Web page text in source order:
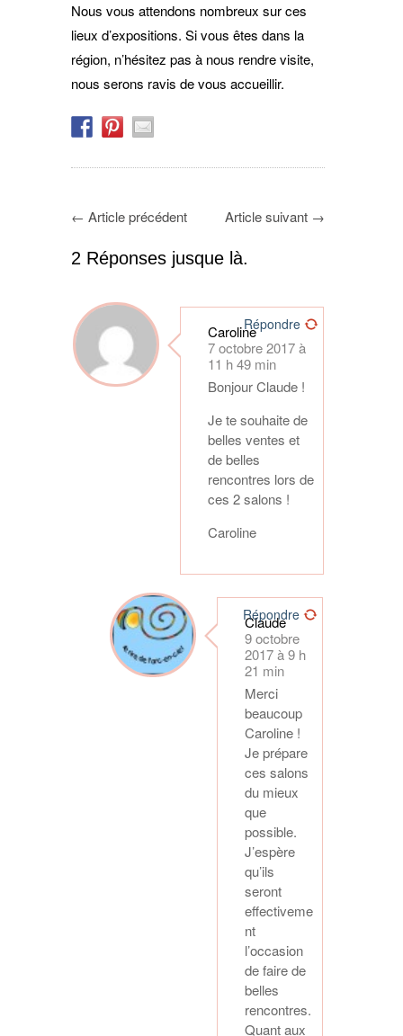
Nous vous attendons nombreux sur ces
lieux d’expositions. Si vous êtes dans la
région, n’hésitez pas à nous rendre visite,
nous serons ravis de vous accueillir.
← Article précédent Article suivant →
2 Réponses jusque là.
Caroline
7 octobre 2017 à
11 h 49 min
Bonjour Claude !
Je te souhaite de
belles ventes et
de belles
rencontres lors de
ces 2 salons !
Caroline
Répondre
Claude
9 octobre
2017 à 9 h
21 min
Merci
beaucoup
Caroline !
Je prépare
ces salons
du mieux
que
possible.
J’espère
qu’ils
seront
effectiveme
nt
l’occasion
de faire de
belles
rencontres.
Quant aux
Répondre